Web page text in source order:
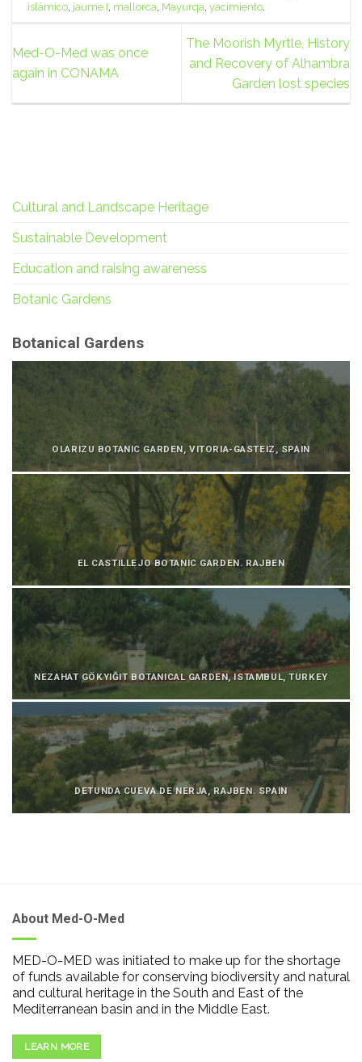
islámico jaume I mallorca Mayurqa ,yacimiento
Med-O-Med was once
again in CONAMA
The Moorish Myrtle, History
and Recovery of Alhambra
Garden lost species
Cultural and Landscape Heritage
Sustainable Development
Education and raising awareness
Botanic Gardens
Botanical Gardens
OLARIZU BOTANIC GARDEN, VITORIA-GASTEIZ, SPAIN
EL CASTILLEJO BOTANIC GARDEN. RAJBEN
NEZAHAT GÖKYIĞIT BOTANICAL GARDEN, ISTAMBUL, TURKEY
DETUNDA CUEVA DE NERJA, RAJBEN. SPAIN
About Med-O-Med
MED-O-MED was initiated to make up for the shortage
of funds available for conserving biodiversity and natural
and cultural heritage in the South and East of the
Mediterranean basin and in the Middle East.
LEARN MORE